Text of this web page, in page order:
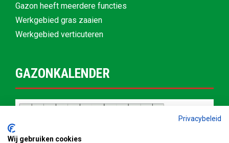
Gazon heeft meerdere functies
Werkgebied gras zaaien
Werkgebied verticuteren
GAZONKALENDER
Privacybeleid
Wij gebruiken cookies